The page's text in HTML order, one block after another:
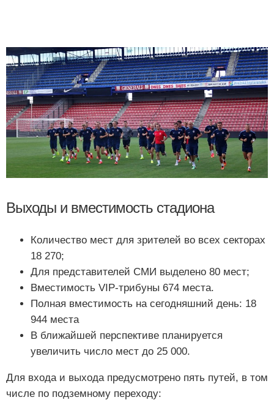
Выходы и вместимость стадиона
Количество мест для зрителей во всех секторах
18 270;
Для представителей СМИ выделено 80 мест;
Вместимость VIP-трибуны 674 места.
Полная вместимость на сегодняшний день: 18
944 места
В ближайшей перспективе планируется
увеличить число мест до 25 000.
Для входа и выхода предусмотрено пять путей, в том
числе по подземному переходу: